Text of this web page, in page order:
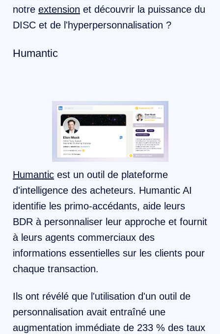
notre extension et découvrir la puissance du
DISC et de l'hyperpersonnalisation ?
Humantic
Humantic est un outil de plateforme
d'intelligence des acheteurs. Humantic AI
identifie les primo-accédants, aide leurs
BDR à personnaliser leur approche et fournit
à leurs agents commerciaux des
informations essentielles sur les clients pour
chaque transaction.
Ils ont révélé que l'utilisation d'un outil de
personnalisation avait entraîné une
augmentation immédiate de 233 % des taux